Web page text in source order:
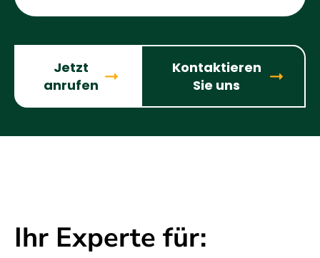
Jetzt
anrufen
Kontaktieren
Sie uns
Ihr Experte für: